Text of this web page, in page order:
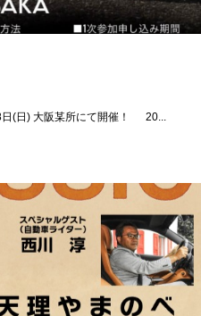
日(日) 大阪某所にて開催！ 20...